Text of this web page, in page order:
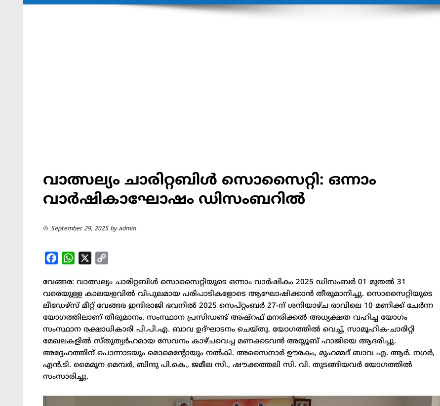
വാത്സല്യം ചാരിറ്റബിൾ സൊസൈറ്റി: ഒന്നാം
വാർഷികാഘോഷം ഡിസംബറിൽ
September 29, 2025by admin
FacebookWhatsApp
വേങ്ങര: വാത്സല്യം ചാരിറ്റബിൾ സൊസൈറ്റിയുടെ ഒന്നാം വാർഷികം 2025 ഡിസംബർ 01 മുതൽ 31
വരെയുള്ള കാലയളവിൽ വിപുലമായ പരിപാടികളോടെ ആഘോഷിക്കാൻ തീരുമാനിച്ചു. സൊസൈറ്റിയുടെ
ലീഡേഴ്സ് മീറ്റ് വേങ്ങര ഇന്ദിരാജി ഭവനിൽ 2025 സെപ്റ്റംബർ 27-ന് ശനിയാഴ്ച രാവിലെ 10 മണിക്ക് ചേർന്ന
യോഗത്തിലാണ് തീരുമാനം. സംസ്ഥാന പ്രസിഡണ്ട് അഷ്റഫ് മനരിക്കൽ അധ്യക്ഷത വഹിച്ച യോഗം
സംസ്ഥാന രക്ഷാധികാരി പി.പി.എ. ബാവ ഉദ്ഘാടനം ചെയ്തു. യോഗത്തിൽ വെച്ച്, സാമൂഹിക-ചാരിറ്റി
മേഖലകളിൽ സ്തുത്യർഹമായ സേവനം കാഴ്ചവെച്ച മണക്കടവൻ അയ്യൂബ് ഹാജിയെ ആദരിച്ചു.
അദ്ദേഹത്തിന് പൊന്നാടയും മൊമെന്റോയും നൽകി. അസൈനാർ ഊരകം, മുഹമ്മദ് ബാവ എ. ആർ. നഗർ,
എൻ.ടി. മൈമൂന മെമ്പർ, ബിന്ദു പി.കെ., ജമീല സി., ഷൗക്കത്തലി സി. വി. തുടങ്ങിയവർ യോഗത്തിൽ
സംസാരിച്ചു.